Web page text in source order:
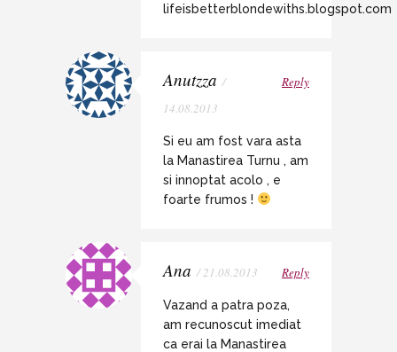
lifeisbetterblondewiths.blogspot.com
Anutzza /
14.08.2013
Reply
Si eu am fost vara asta
la Manastirea Turnu , am
si innoptat acolo , e
foarte frumos !
Ana / 21.08.2013 Reply
Vazand a patra poza,
am recunoscut imediat
ca erai la Manastirea